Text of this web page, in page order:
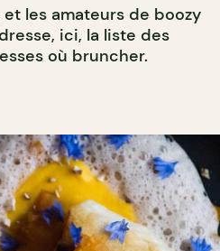
les amateurs de boozy
ici, la liste des
où bruncher.